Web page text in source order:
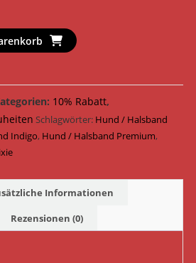
10% Rabatt,
Schlagwörter: Hund / Halsband
Indigo, Hund / Halsband Premium,
Informationen
Rezensionen (0)